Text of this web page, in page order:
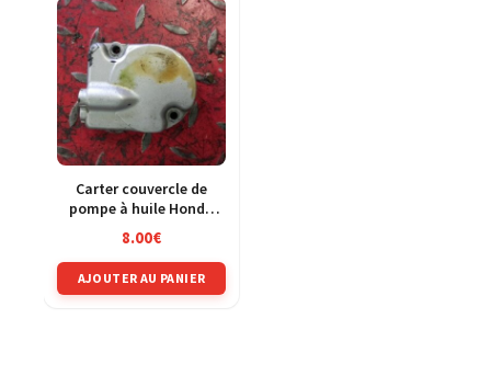
Carter couvercle de
pompe à huile Honda
125 CRM jd13a
8.00€
AJOUTER AU PANIER